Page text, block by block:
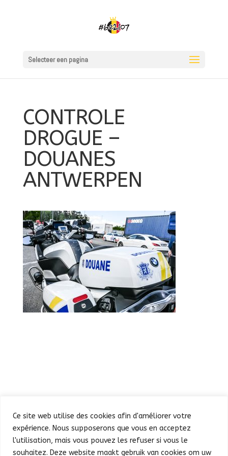
Ce site web utilise des cookies afin d'améliorer votre
expérience. Nous supposerons que vous en acceptez
l'utilisation, mais vous pouvez les refuser si vous le
souhaitez. Deze website maakt gebruik van cookies om uw
Selecteer een pagina
CONTROLE
DROGUE –
DOUANES
ANTWERPEN